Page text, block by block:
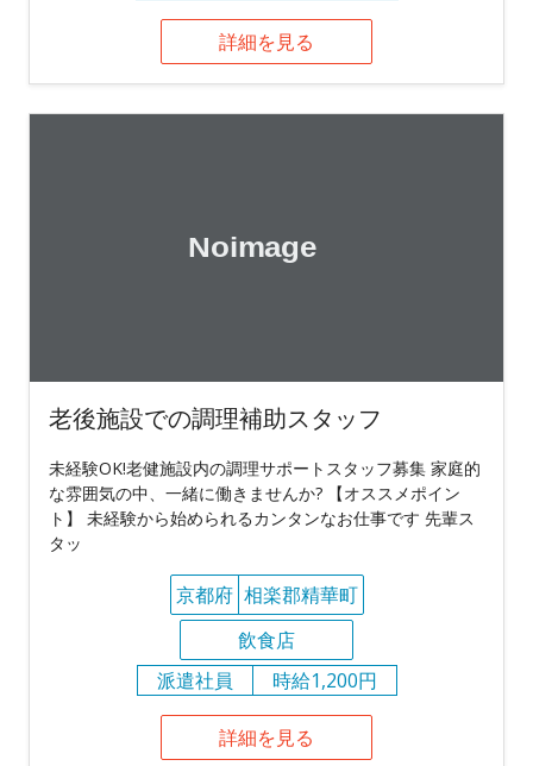
詳細を見る
老後施設での調理補助スタッフ
未経験OK!老健施設内の調理サポートスタッフ募集 家庭的
な雰囲気の中、一緒に働きませんか? 【オススメポイン
ト】 未経験から始められるカンタンなお仕事です 先輩ス
タッ
京都府 相楽郡精華町
飲食店
派遣社員
時給1,200円
詳細を見る